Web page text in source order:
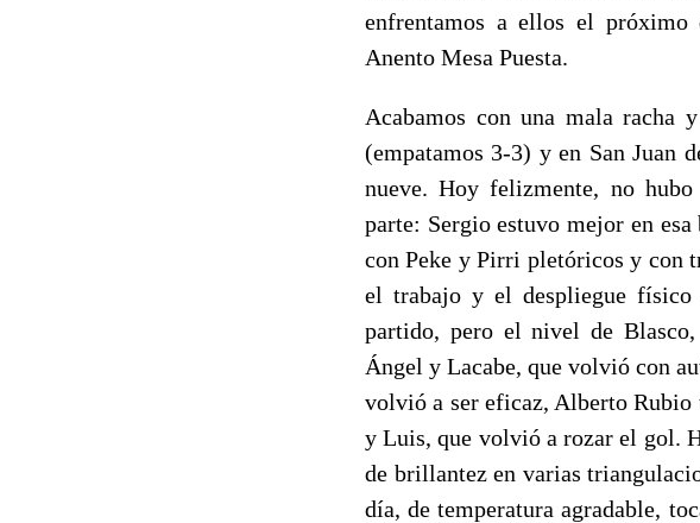
enfrentamos a ellos el
Anento Mesa Puesta.
Acabamos con una mala racha
(empatamos 3-3) y en San Juan
nueve. Hoy felizmente, no
parte: Sergio estuvo mejor en
con Peke y Pirri pletóricos y con
el trabajo y el despliegue
partido, pero el nivel de
Ángel y Lacabe, que volvió con
volvió a ser eficaz, Alberto
y Luis, que volvió a rozar el gol.
de brillantez en varias
día, de temperatura agradable,